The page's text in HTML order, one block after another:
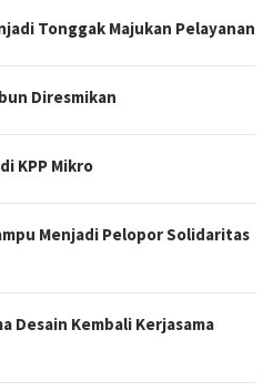
Tonggak Majukan Pelayanan
Diresmikan
KPP Mikro
Menjadi Pelopor Solidaritas
Desain Kembali Kerjasama